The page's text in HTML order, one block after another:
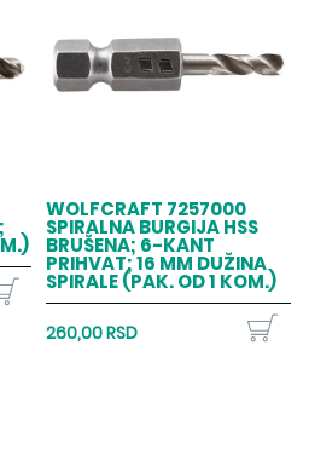
WOLFCRAFT 7257000
SPIRALNA BURGIJA HSS
BRUŠENA; 6-KANT
PRIHVAT; 16 MM DUŽINA
SPIRALE (PAK. OD 1 KOM.)
260,00 RSD